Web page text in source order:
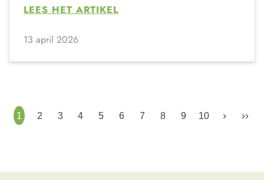
LEES HET ARTIKEL
13 april 2026
1 2 3 4 5 6 7 8 9 10 › ››